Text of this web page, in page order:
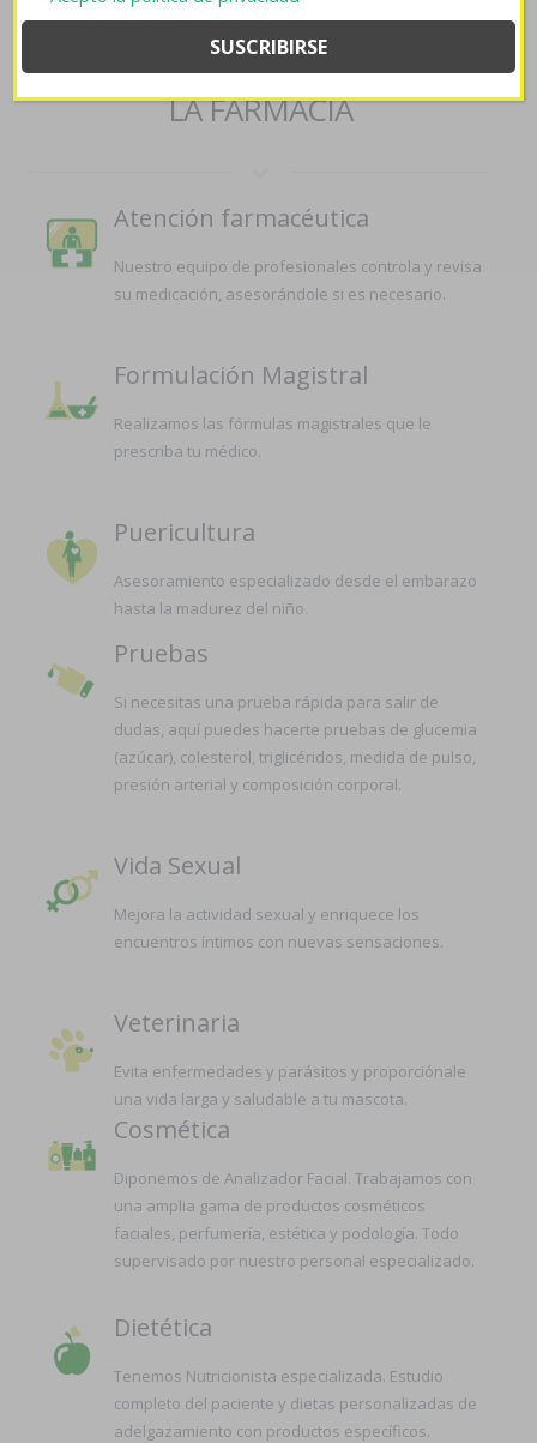
SERVICIOS QUE OFRECEMOS EN
LA FARMACIA
Atención farmacéutica
Nuestro equipo de profesionales controla y revisa
su medicación, asesorándole si es necesario.
Formulación Magistral
Realizamos las fórmulas magistrales que le
prescriba tu médico.
Puericultura
Asesoramiento especializado desde el embarazo
hasta la madurez del niño.
Pruebas
Si necesitas una prueba rápida para salir de
dudas, aquí puedes hacerte pruebas de glucemia
(azúcar), colesterol, triglicéridos, medida de pulso,
presión arterial y composición corporal.
Vida Sexual
Mejora la actividad sexual y enriquece los
encuentros íntimos con nuevas sensaciones.
Veterinaria
Evita enfermedades y parásitos y proporciónale
una vida larga y saludable a tu mascota.
Cosmética
Diponemos de Analizador Facial. Trabajamos con
una amplia gama de productos cosméticos
faciales, perfumería, estética y podología. Todo
supervisado por nuestro personal especializado.
Dietética
Tenemos Nutricionista especializada. Estudio
completo del paciente y dietas personalizadas de
adelgazamiento con productos específicos.